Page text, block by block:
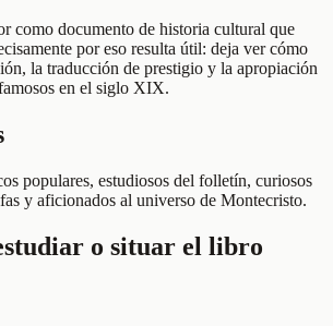
como documento de historia cultural que
por eso resulta útil: deja ver cómo
la traducción de prestigio y la apropiación
en el siglo XIX.
populares, estudiosos del folletín, curiosos
y aficionados al universo de Montecristo.
o situar el libro